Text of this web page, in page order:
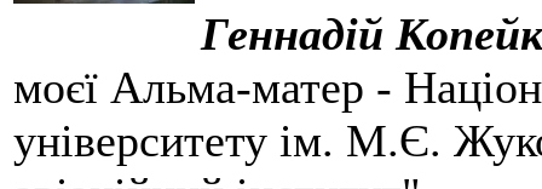
Геннадій
моєї Альма-матер -
університету ім. М.Є.